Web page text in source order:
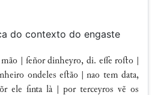
do contexto do engaste
| ſeñor dinheyro, di. ee roﬅo |
ondeles eﬅão | nao tem data,
ele ſinta là | por terceyros vẽ os